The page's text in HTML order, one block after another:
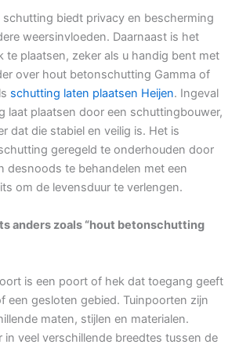
biedt privacy en bescherming
weersinvloeden. Daarnaast is het
te plaatsen, zeker als u handig bent met
over hout betonschutting Gamma of
schutting laten plaatsen Heijen. Ingeval
laat plaatsen door een schuttingbouwer,
dat die stabiel en veilig is. Het is
geregeld te onderhouden door
desnoods te behandelen met een
om de levensduur te verlengen.
anders zoals “hout betonschutting
is een poort of hek dat toegang geeft
een gesloten gebied. Tuinpoorten zijn
maten, stijlen en materialen.
in veel verschillende breedtes tussen de